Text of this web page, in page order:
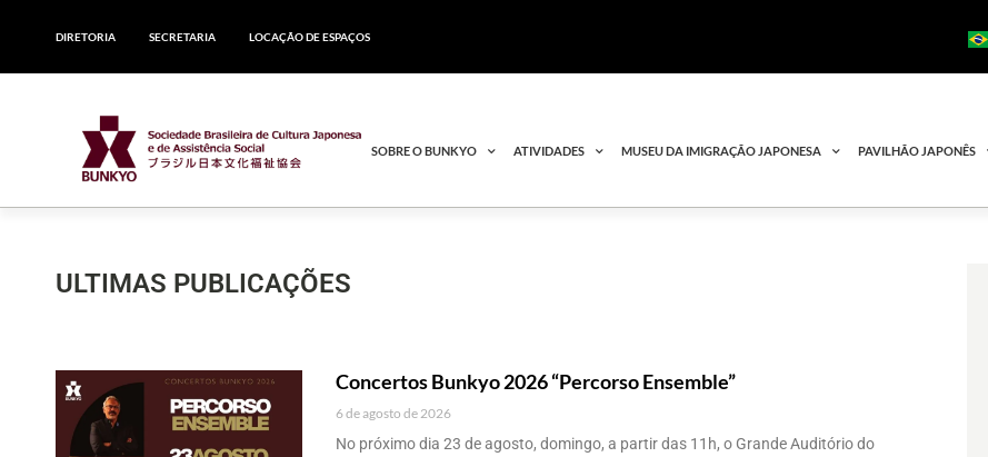
DIRETORIA SECRETARIA LOCAÇÃO DE ESPAÇOS
SOBRE O BUNKYO ATIVIDADES MUSEU DA IMIGRAÇÃO JAPONESA PAVILHÃO JAPONÊS
ULTIMAS PUBLICAÇÕES
Concertos Bunkyo 2026 “Percorso Ensemble”
6 de agosto de 2026
No próximo dia 23 de agosto, domingo, a partir das 11h, o Grande Auditório do